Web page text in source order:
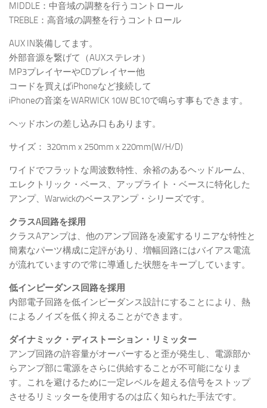
MIDDLE：中音域の調整を行うコントロール
TREBLE：高音域の調整を行うコントロール
AUX IN装備してます。
外部音源を繋げて（AUXステレオ）
MP3プレイヤーやCDプレイヤー他
コードを買えばiPhoneなど接続して
iPhoneの音楽をWARWICK 10W BC10で鳴らす事もできます。
ヘッドホンの差し込み口もあります。
サイズ： 320mm x 250mm x 220mm(W/H/D)
ワイドでフラットな周波数特性、余裕のあるヘッドルーム、
エレクトリック・ベース、アップライト・ベースに特化した
アンプ、Warwickのベースアンプ・シリーズです。
クラスA回路を採用
クラスAアンプは、他のアンプ回路を凌駕するリニアな特性と
簡素なパーツ構成に定評があり、増幅回路にはバイアス電流
が流れていますので常に導通した状態をキープしています。
低インピーダンス回路を採用
内部電子回路を低インピーダンス設計にすることにより、熱
によるノイズを低く抑えることができます。
ダイナミック・ディストーション・リミッター
アンプ回路の許容量がオーバーすると歪が発生し、電源部か
らアンプ部に電源をさらに供給することが不可能になりま
す。これを避けるために一定レベルを超える信号をストップ
させるリミッターを使用するのは広く知られた手法です。